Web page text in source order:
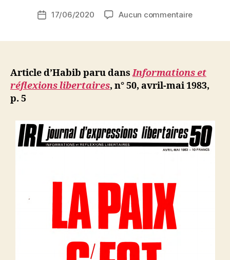
de
N
Date17/06/2020 Aucun commentairesur
ou
contre
les
immigrés
Article d’Habib paru dansInformations et
réflexions libertaires, n° 50, avril-mai 1983,
p. 5